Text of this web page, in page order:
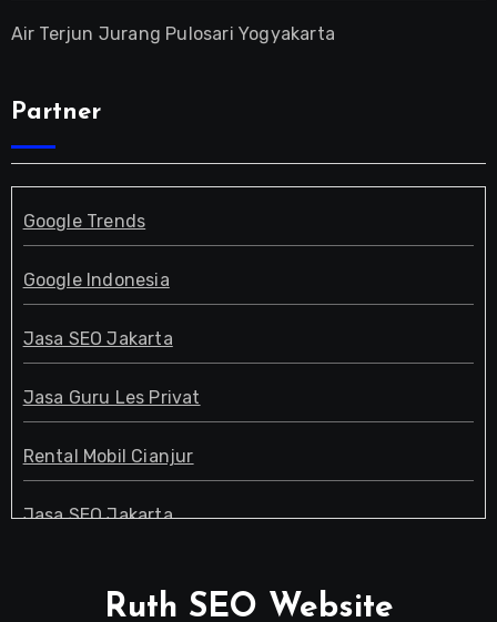
Air Terjun Jurang Pulosari Yogyakarta
Partner
Google Trends
Google Indonesia
Jasa SEO Jakarta
Jasa Guru Les Privat
Rental Mobil Cianjur
Jasa SEO Jakarta
Ruth SEO Website